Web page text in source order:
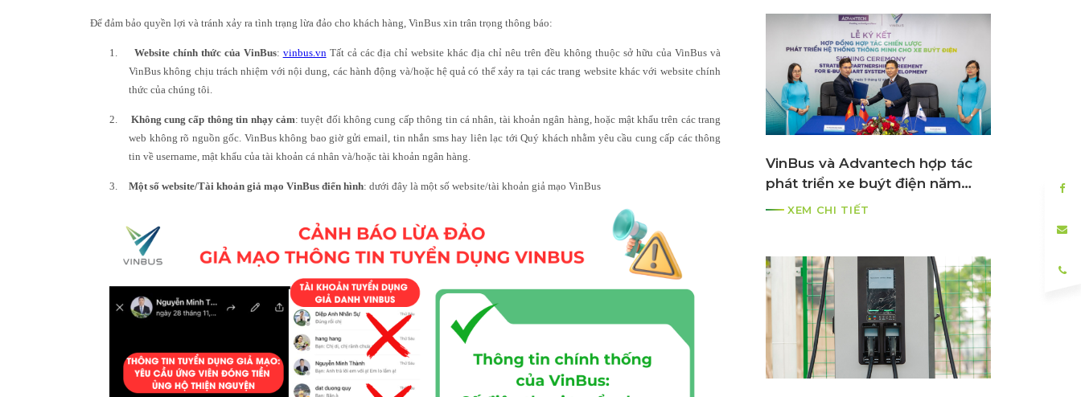
Để đảm bảo quyền lợi và tránh xảy ra tình trạng lừa đảo cho khách hàng, VinBus xin trân trọng thông báo:
1. Website chính thức của VinBus: vinbus.vn Tất cả các địa chỉ website khác địa chỉ nêu trên đều không thuộc sở hữu của VinBus và
VinBus không chịu trách nhiệm với nội dung, các hành động và/hoặc hệ quả có thể xảy ra tại các trang website khác với website chính
thức của chúng tôi.
2. Không cung cấp thông tin nhạy cảm: tuyệt đối không cung cấp thông tin cá nhân, tài khoản ngân hàng, hoặc mật khẩu trên các trang
web không rõ nguồn gốc. VinBus không bao giờ gửi email, tin nhắn sms hay liên lạc tới Quý khách nhằm yêu cầu cung cấp các thông
tin về username, mật khẩu của tài khoản cá nhân và/hoặc tài khoản ngân hàng.
3. Một số website/Tài khoản giả mạo VinBus điển hình: dưới đây là một số website/tài khoản giả mạo VinBus
VinBus và Advantech hợp tác
phát triển xe buýt điện năm
2021XEM CHI TIẾT